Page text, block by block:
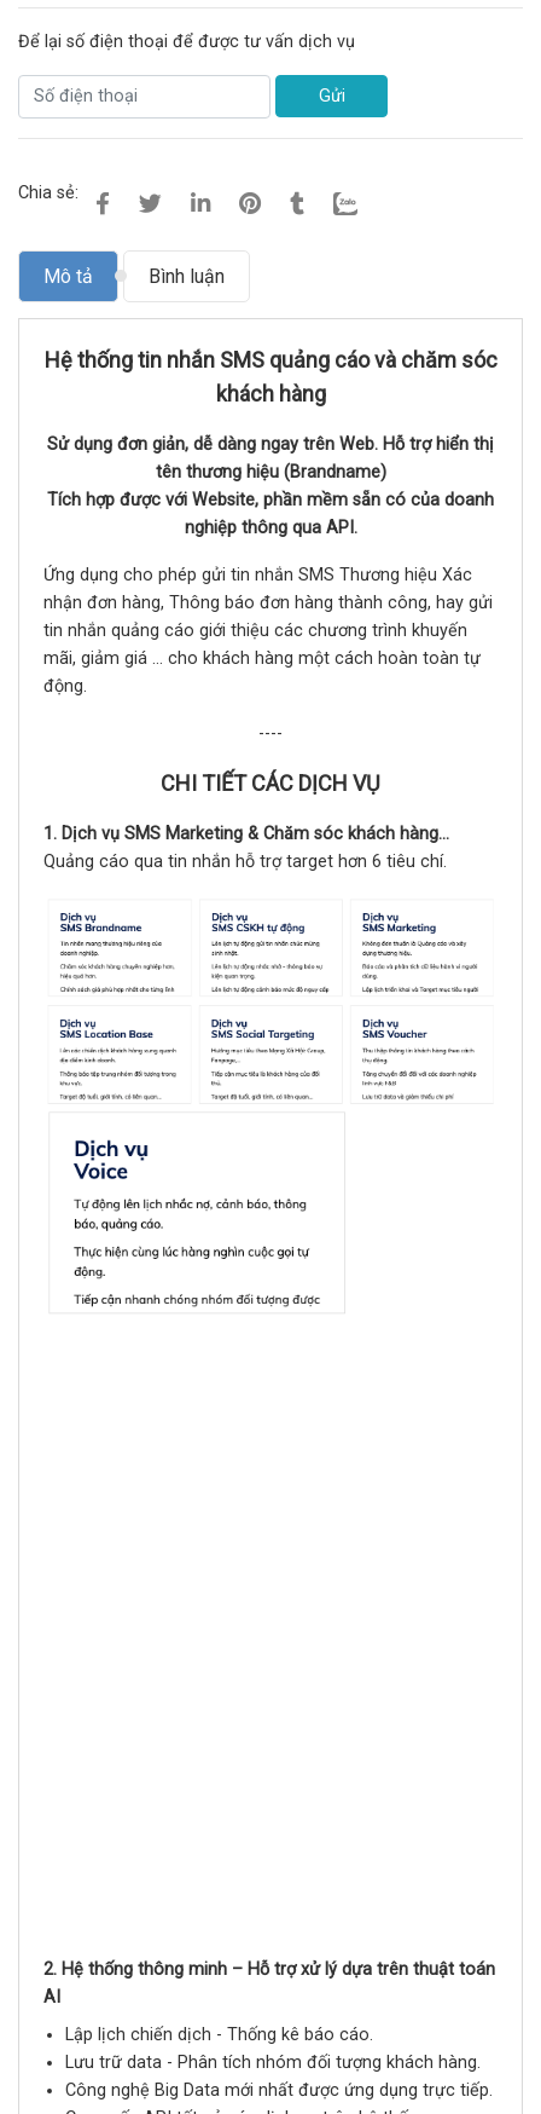
Để lại số điện thoại để được tư vấn dịch vụ
Gửi
Chia sẻ:
Mô tả Bình luận
Hệ thống tin nhắn SMS quảng cáo và chăm sóc
khách hàng
Sử dụng đơn giản, dễ dàng ngay trên Web. Hỗ trợ hiển thị
tên thương hiệu (Brandname)
Tích hợp được với Website, phần mềm sẵn có của doanh
nghiệp thông qua API.
Ứng dụng cho phép gửi tin nhắn SMS Thương hiệu Xác
nhận đơn hàng, Thông báo đơn hàng thành công, hay gửi
tin nhắn quảng cáo giới thiệu các chương trình khuyến
mãi, giảm giá … cho khách hàng một cách hoàn toàn tự
động.
----
CHI TIẾT CÁC DỊCH VỤ
1. Dịch vụ SMS Marketing & Chăm sóc khách hàng...
Quảng cáo qua tin nhắn hỗ trợ target hơn 6 tiêu chí.
2. Hệ thống thông minh – Hỗ trợ xử lý dựa trên thuật toán
AI
Lập lịch chiến dịch - Thống kê báo cáo.
Lưu trữ data - Phân tích nhóm đối tượng khách hàng.
Công nghệ Big Data mới nhất được ứng dụng trực tiếp.